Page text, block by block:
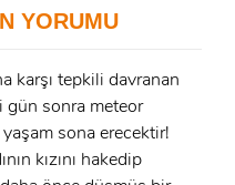
YORUMU
karşı tepkili davranan
gün sonra meteor
sona erecektir!
kızını hakedip